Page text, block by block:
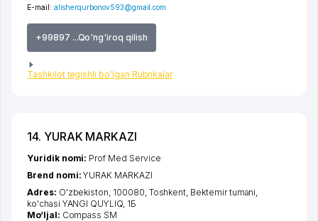
E-mail: alisherqurbonov593@gmail.com
+99897 ...Qo'ng'iroq qilish
Tashkilot tegishli bo'lgan Rubrikalar
14. YURAK MARKAZI
Yuridik nomi: Prof Med Service
Brend nomi:YURAK MARKAZI
Adres: O'zbekiston, 100080, Toshkent Bektemir tumani
ko'chasi YANGI QUYLIQ, 1Б
Mo‘ljal: Compass SM